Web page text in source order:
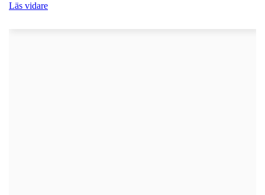
Läs vidare